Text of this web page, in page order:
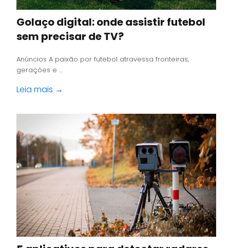
Golaço digital: onde assistir futebol
sem precisar de TV?
Anúncios A paixão por futebol atravessa fronteiras,
gerações e ...
Leia mais →